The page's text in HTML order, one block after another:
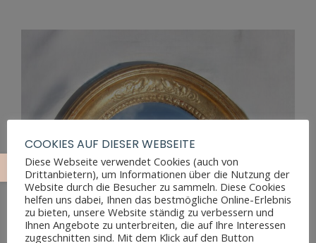
COOKIES AUF DIESER WEBSEITE
Diese Webseite verwendet Cookies (auch von
Drittanbietern), um Informationen über die Nutzung der
Website durch die Besucher zu sammeln. Diese Cookies
helfen uns dabei, Ihnen das bestmögliche Online-Erlebnis
zu bieten, unsere Website ständig zu verbessern und
Ihnen Angebote zu unterbreiten, die auf Ihre Interessen
zugeschnitten sind. Mit dem Klick auf den Button